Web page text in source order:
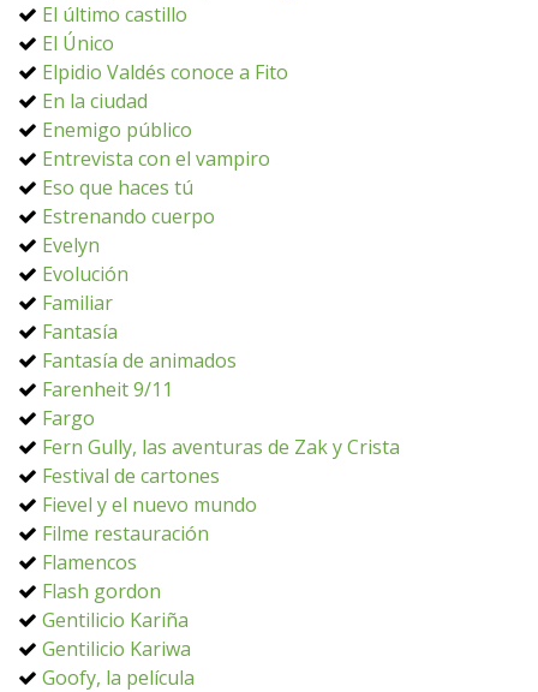
El último castillo
El Único
Elpidio Valdés conoce a Fito
En la ciudad
Enemigo público
Entrevista con el vampiro
Eso que haces tú
Estrenando cuerpo
Evelyn
Evolución
Familiar
Fantasía
Fantasía de animados
Farenheit 9/11
Fargo
Fern Gully, las aventuras de Zak y Crista
Festival de cartones
Fievel y el nuevo mundo
Filme restauración
Flamencos
Flash gordon
Gentilicio Kariña
Gentilicio Kariwa
Goofy, la película